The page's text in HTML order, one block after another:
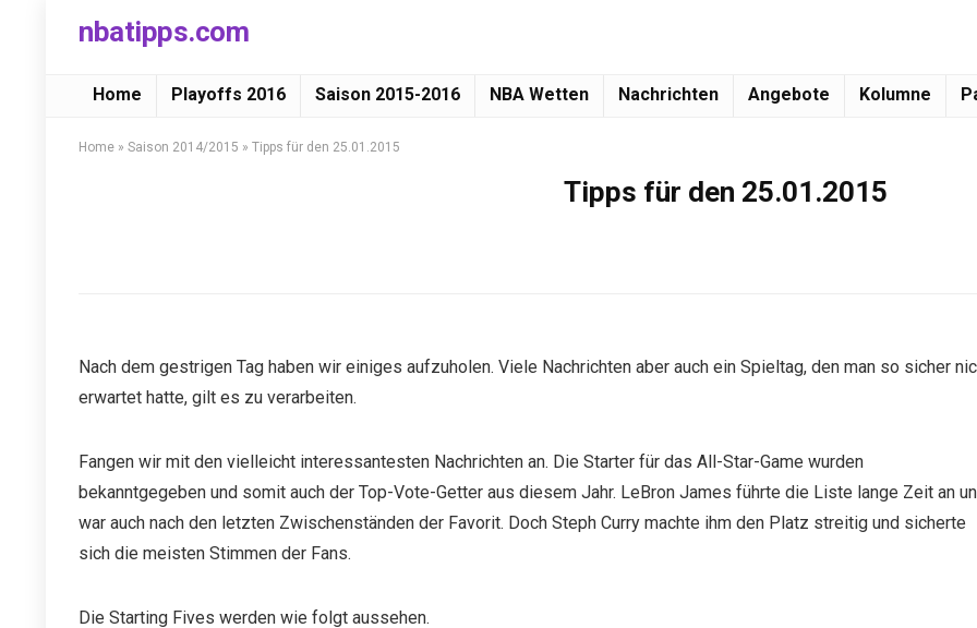
nbatipps.com
Home Playoffs 2016 Saison 2015-2016 NBA Wetten Nachrichten Angebote Kolumne
Home » Saison 2014/2015 » Tipps für den 25.01.2015
Tipps für den 25.01.2015
Nach dem gestrigen Tag haben wir einiges aufzuholen. Viele Nachrichten aber auch ein Spieltag, den man so sicher
erwartet hatte, gilt es zu verarbeiten.
Fangen wir mit den vielleicht interessantesten Nachrichten an. Die Starter für das All-Star-Game wurden
bekanntgegeben und somit auch der Top-Vote-Getter aus diesem Jahr. LeBron James führte die Liste lange Zeit an
war auch nach den letzten Zwischenständen der Favorit. Doch Steph Curry machte ihm den Platz streitig und sicherte
sich die meisten Stimmen der Fans.
Die Starting Fives werden wie folgt aussehen.